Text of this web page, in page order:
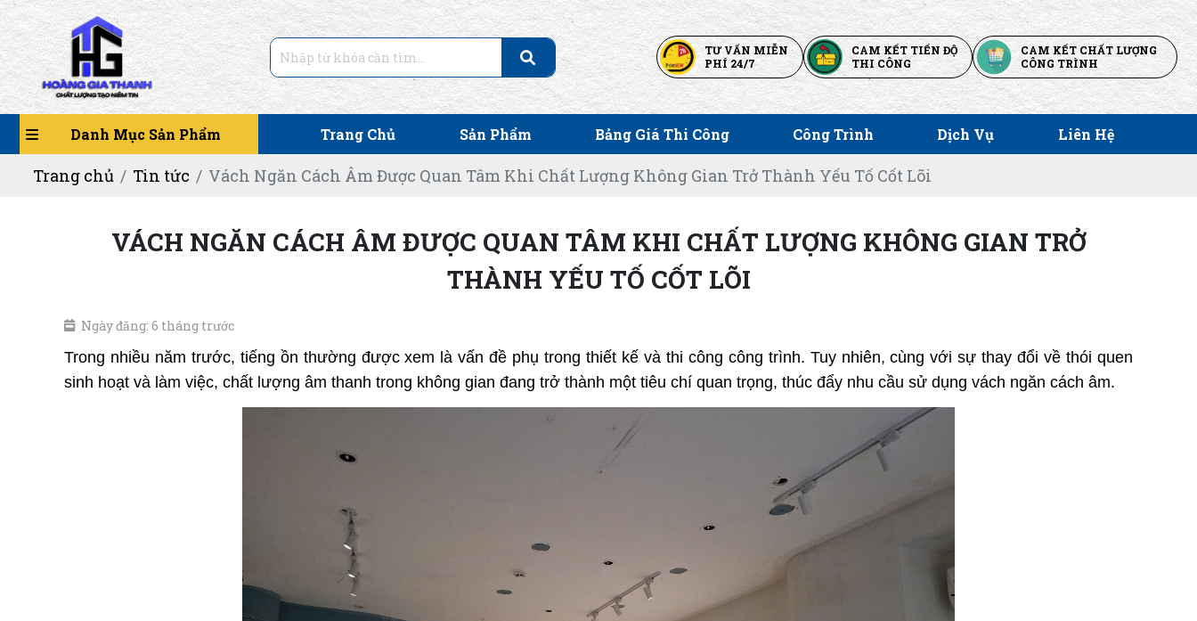
TƯ VẤN MIỄN
PHÍ 24/7
CAM KẾT TIẾN ĐỘ
THI CÔNG
CAM KẾT CHẤT LƯỢNG
CÔNG TRÌNH
Danh Mục Sản Phẩm Trang Chủ Sản Phẩm Bảng Giá Thi Công Công Trình Dịch Vụ Liên Hệ
Trang chủ Tin tức Vách Ngăn Cách Âm Được Quan Tâm Khi Chất Lượng Không Gian Trở Thành Yếu Tố Cốt Lõi
VÁCH NGĂN CÁCH ÂM ĐƯỢC QUAN TÂM KHI CHẤT LƯỢNG KHÔNG GIAN TRỞ
THÀNH YẾU TỐ CỐT LÕI
Ngày đăng: 6 tháng trước
Trong nhiều năm trước, tiếng ồn thường được xem là vấn đề phụ trong thiết kế và thi công công trình. Tuy nhiên, cùng với sự thay đổi về thói quen
sinh hoạt và làm việc, chất lượng âm thanh trong không gian đang trở thành một tiêu chí quan trọng, thúc đẩy nhu cầu sử dụng vách ngăn cách âm.